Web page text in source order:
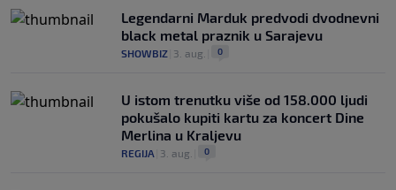
Legendarni Marduk predvodi dvodnevni
black metal praznik u Sarajevu
SHOWBIZ 3. aug. 0
U istom trenutku više od 158.000 ljudi
pokušalo kupiti kartu za koncert Dine
Merlina u Kraljevu
REGIJA 3. aug. 0